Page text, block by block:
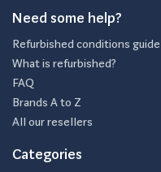
Need some help?
Refurbished conditions guide
What is refurbished?
FAQ
Brands A to Z
All our resellers
Categories